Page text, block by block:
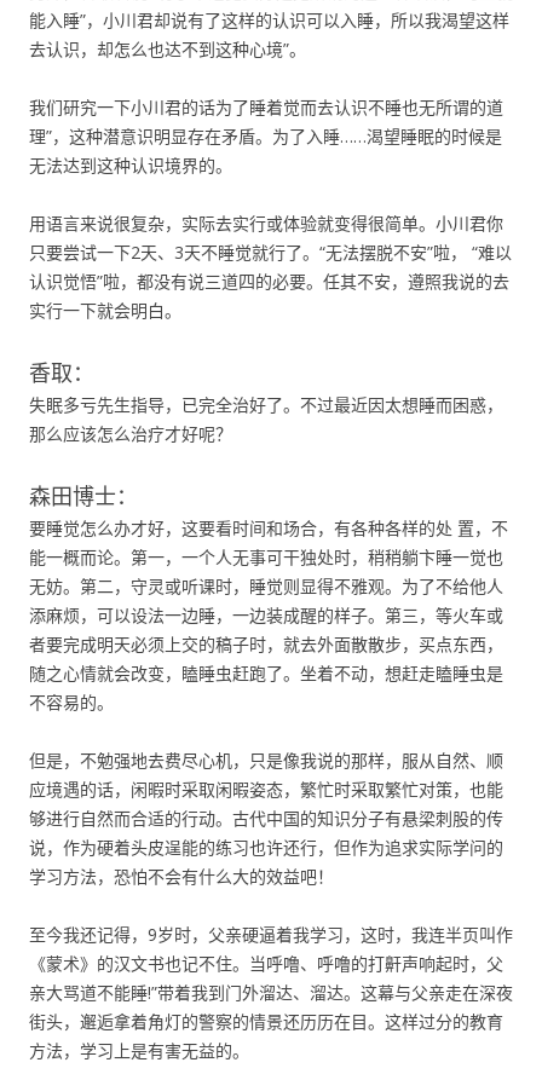
能入睡”，小川君却说有了这样的认识可以入睡，所以我渴望这样
去认识，却怎么也达不到这种心境”。
我们研究一下小川君的话为了睡着觉而去认识不睡也无所谓的道
理”，这种潜意识明显存在矛盾。为了入睡……渴望睡眠的时候是
无法达到这种认识境界的。
用语言来说很复杂，实际去实行或体验就变得很简单。小川君你
只要尝试一下2天、3天不睡觉就行了。“无法摆脱不安”啦， “难以
认识觉悟”啦，都没有说三道四的必要。任其不安，遵照我说的去
实行一下就会明白。
香取：
失眠多亏先生指导，已完全治好了。不过最近因太想睡而困惑，
那么应该怎么治疗才好呢？
森田博士：
要睡觉怎么办才好，这要看时间和场合，有各种各样的处 置，不
能一概而论。第一，一个人无事可干独处时，稍稍躺卞睡一觉也
无妨。第二，守灵或听课时，睡觉则显得不雅观。为了不给他人
添麻烦，可以设法一边睡，一边装成醒的样子。第三，等火车或
者要完成明天必须上交的稿子时，就去外面散散步，买点东西，
随之心情就会改变，瞌睡虫赶跑了。坐着不动，想赶走瞌睡虫是
不容易的。
但是，不勉强地去费尽心机，只是像我说的那样，服从自然、顺
应境遇的话，闲暇时采取闲暇姿态，繁忙时采取繁忙对策，也能
够进行自然而合适的行动。古代中国的知识分子有悬梁刺股的传
说，作为硬着头皮逞能的练习也许还行，但作为追求实际学问的
学习方法，恐怕不会有什么大的效益吧！
至今我还记得，9岁时，父亲硬逼着我学习，这时，我连半页叫作
《蒙术》的汉文书也记不住。当呼噜、呼噜的打鼾声响起时，父
亲大骂道不能睡!”带着我到门外溜达、溜达。这幕与父亲走在深夜
街头，邂逅拿着角灯的警察的情景还历历在目。这样过分的教育
方法，学习上是有害无益的。